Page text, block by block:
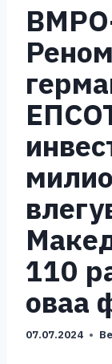
110
оваа
07.07.2024